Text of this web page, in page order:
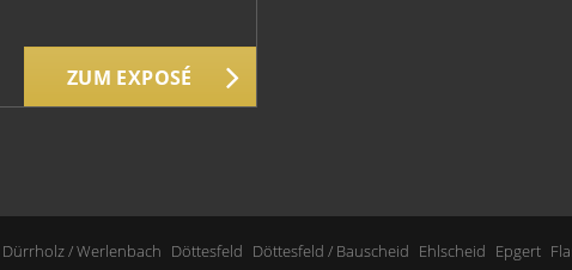
ZUM EXPOSÉ
Dürrholz / Werlenbach Döttesfeld Döttesfeld / Bauscheid Ehlscheid Epgert